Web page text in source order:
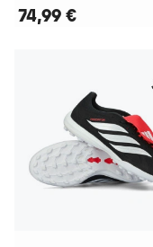
74,99 €